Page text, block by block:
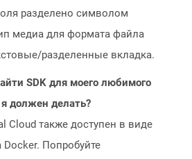
разделено символом
медиа для формата файла
разделенные вкладка.
SDK для моего любимого
должен делать?
Cloud также доступен в виде
Docker. Попробуйте